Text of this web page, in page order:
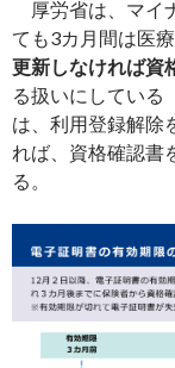
厚労省は、マイ
ても3カ月間は医
更新しなければ資
る扱いにしている
は、利用登録解除
れば、資格確認書
る。